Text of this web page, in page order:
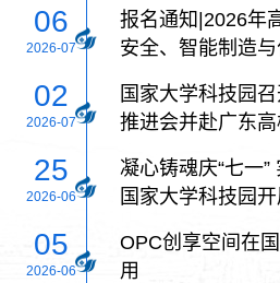
06
2026-07
报名通知|2026年
安全、智能制造
02
2026-07
国家大学科技园
推进会并赴广东
25
2026-06
凝心铸魂庆“七一
国家大学科技园
05
2026-06
OPC创享空间在
用